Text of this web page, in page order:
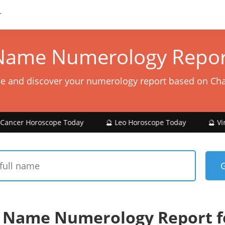
Numerology
and discover your numerology report based on
Today 🔮 Leo Horoscope Today 🔮 Virgo
Numerology Report